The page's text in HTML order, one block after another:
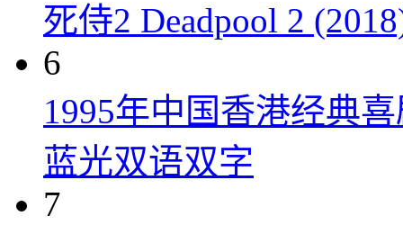
死侍2 Deadpool 2
6
1995年中国香港经典
蓝光双语双字
7